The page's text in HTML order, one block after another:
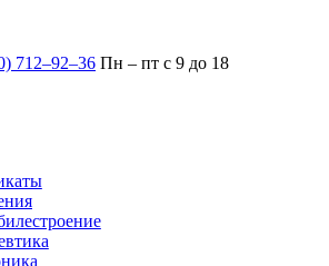
712–92–36 Пн – пт с 9 до 18